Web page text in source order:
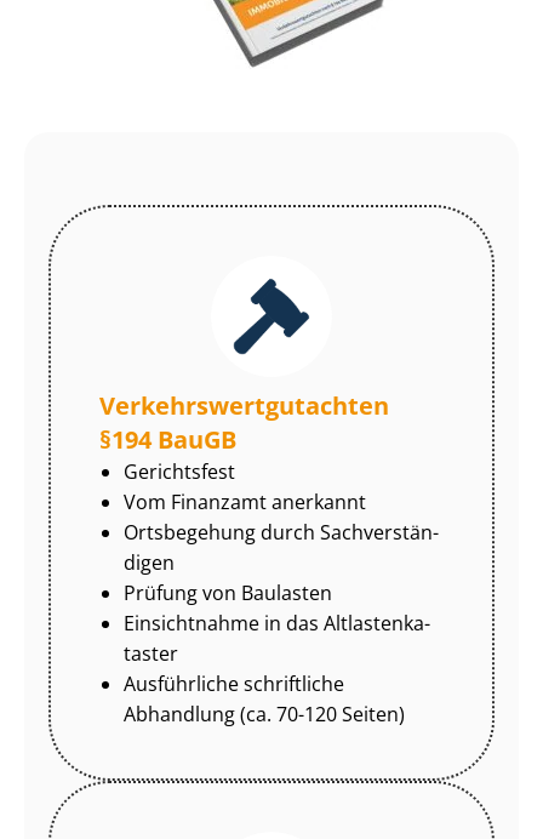
Ver­kehrs­wert­gut­ach­ten
§194 BauGB
Gerichtsfest
Vom Finanzamt anerkannt
Ortsbegehung durch Sach­ver­stän­
di­gen
Prüfung von Baulasten
Einsichtnahme in das Alt­las­ten­ka­
tas­ter
Ausführliche schriftliche
Abhandlung (ca. 70-120 Seiten)